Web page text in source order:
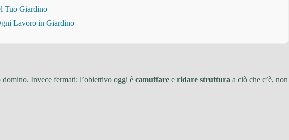
Tuo Giardino
Lavoro in Giardino
domino. Invece fermati: l’obiettivo oggi è camuffare e ridare struttura a ciò che c’è, non